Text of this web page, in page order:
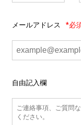
メールアドレス *必
自由記入欄